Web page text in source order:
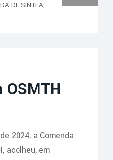
DE SINTRA,
OSMTH
2024, a Comenda
acolheu, em